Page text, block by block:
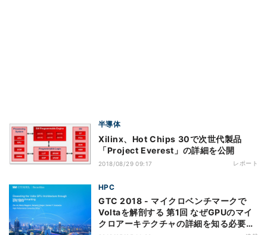
半導体
Xilinx、Hot Chips 30で次世代製品
「Project Everest」の詳細を公開
2018/08/29 09:17 レポート
HPC
GTC 2018 - マイクロベンチマークで
Voltaを解剖する 第1回 なぜGPUのマイ
クロアーキテクチャの詳細を知る必要が